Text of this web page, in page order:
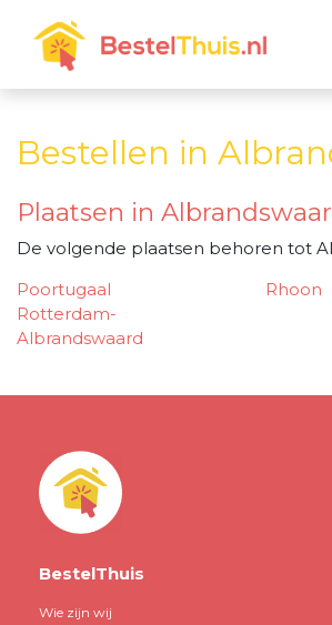
Bestellen in
Plaatsen in
De volgende plaatsen behoren tot
Poortugaal
Rhoon
Rotterdam-
Albrandswaard
BestelThuis
Wie zijn wij